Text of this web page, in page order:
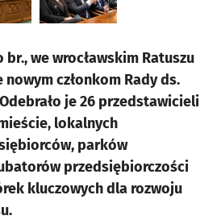
we wrocławskim Ratuszu
członkom Rady ds.
je 26 przedstawicieli
lokalnych
parków
przedsiębiorczości
kluczowych dla rozwoju